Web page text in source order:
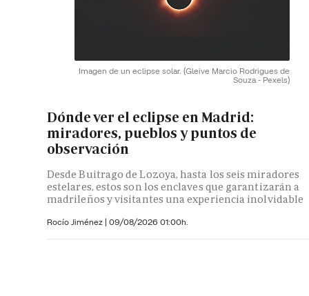
Imagen de un eclipse solar. (Gleive Marcio Rodrigues de
Souza - Pexels)
Dónde ver el eclipse en Madrid:
miradores, pueblos y puntos de
observación
Desde Buitrago de Lozoya, hasta los seis miradores
estelares, estos son los enclaves que garantizarán a
madrileños y visitantes una experiencia inolvidable
Rocío Jiménez | 09/08/2026 01:00h.